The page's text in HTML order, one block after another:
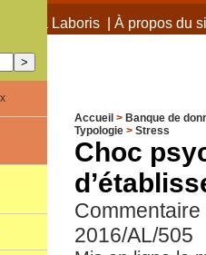
Terra Laboris| À propos du
Accueil > Banque de
Typologie> Stress
Choc
2016/AL/505